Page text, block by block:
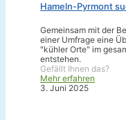
Hameln-Pyrmont
Gemeinsam mit der
einer Umfrage eine
"kühler Orte" im
entstehen.
Gefällt Ihnen das?
Mehr erfahren
3. Juni 2025